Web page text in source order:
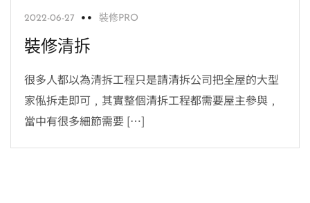
2022-06-27 裝修PRO
裝修清拆
很多人都以為清拆工程只是請清拆公司把全屋的大型
家俬拆走即可﹐其實整個清拆工程都需要屋主參與﹐
當中有很多細節需要 […]